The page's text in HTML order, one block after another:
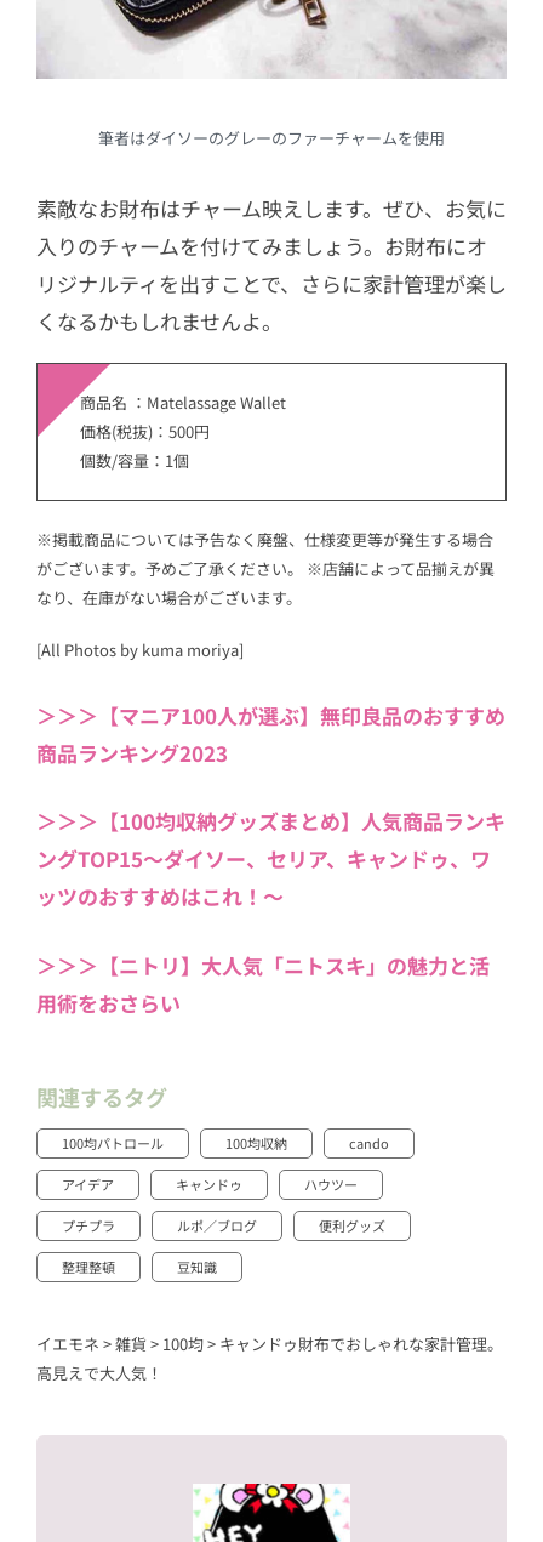
筆者はダイソーのグレーのファーチャームを使用
素敵なお財布はチャーム映えします。ぜひ、お気に
入りのチャームを付けてみましょう。お財布にオ
リジナルティを出すことで、さらに家計管理が楽し
くなるかもしれませんよ。
商品名 ：Matelassage Wallet
価格(税抜)：500円
個数/容量：1個
※掲載商品については予告なく廃盤、仕様変更等が発生する場合
がございます。予めご了承ください。 ※店舗によって品揃えが異
なり、在庫がない場合がございます。
[All Photos by kuma moriya]
＞＞＞【マニア100人が選ぶ】無印良品のおすすめ
商品ランキング2023
＞＞＞【100均収納グッズまとめ】人気商品ランキ
ングTOP15〜ダイソー、セリア、キャンドゥ、ワ
ッツのおすすめはこれ！〜
＞＞＞【ニトリ】大人気「ニトスキ」の魅力と活
用術をおさらい
関連するタグ
100均パトロール 100均収納 cando
アイデア キャンドゥ ハウツー
プチプラ ルポ／ブログ 便利グッズ
整理整頓 豆知識
イエモネ >雑貨 > 100均> キャンドゥ財布でおしゃれな家計管理。
高見えで大人気！